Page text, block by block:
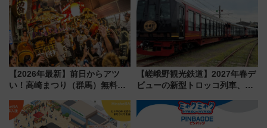
ートや価格など解説
時刻や特急券の買い方を紹介
【2026年最新】前日からアツ
い！高崎まつり（群馬）無料観
しまで
【嵯峨野観光鉄道】2027年春デ
ビューの新型トロッコ列車、い
は2026年で引退